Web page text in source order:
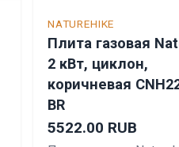
NATUREHIKE
Плита газовая
2 кВт, циклон,
коричневая
BR
5522.00 RUB